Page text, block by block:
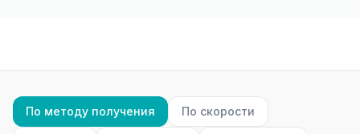
По методу получения По скорости